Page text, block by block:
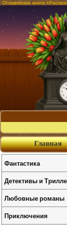
Оглавление книги
Главная
Фантастика
Детективы и
Любовные романы
Приключения